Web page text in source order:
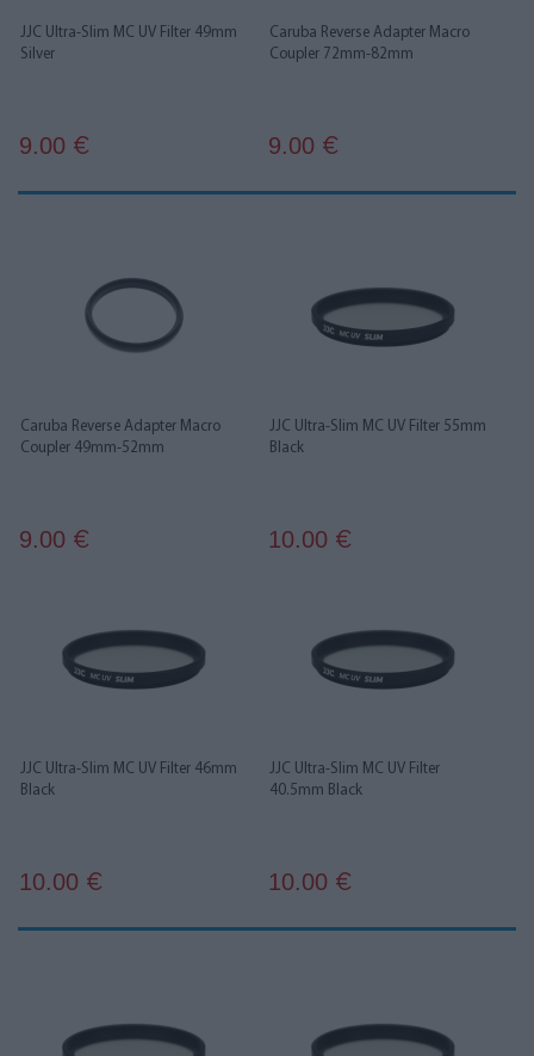
JJC Ultra-Slim MC UV Filter 49mm
Silver
9.00 €
Caruba Reverse Adapter Macro
Coupler 72mm-82mm
9.00 €
Caruba Reverse Adapter Macro
Coupler 49mm-52mm
9.00 €
JJC Ultra-Slim MC UV Filter 55mm
Black
10.00 €
JJC Ultra-Slim MC UV Filter 46mm
Black
10.00 €
JJC Ultra-Slim MC UV Filter
40.5mm Black
10.00 €